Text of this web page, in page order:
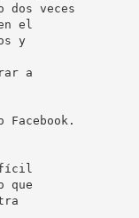
veces
el
y
a
que